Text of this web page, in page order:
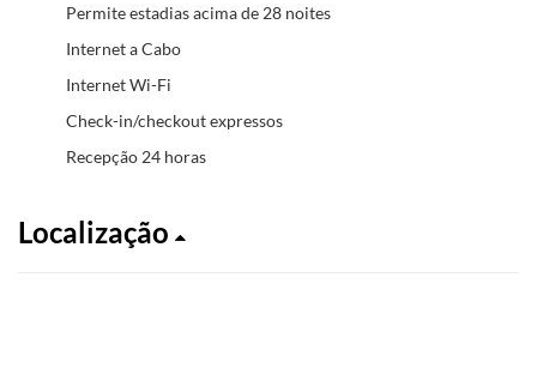
Permite estadias acima de 28 noites
Internet a Cabo
Internet Wi-Fi
Check-in/checkout expressos
Recepção 24 horas
Localização